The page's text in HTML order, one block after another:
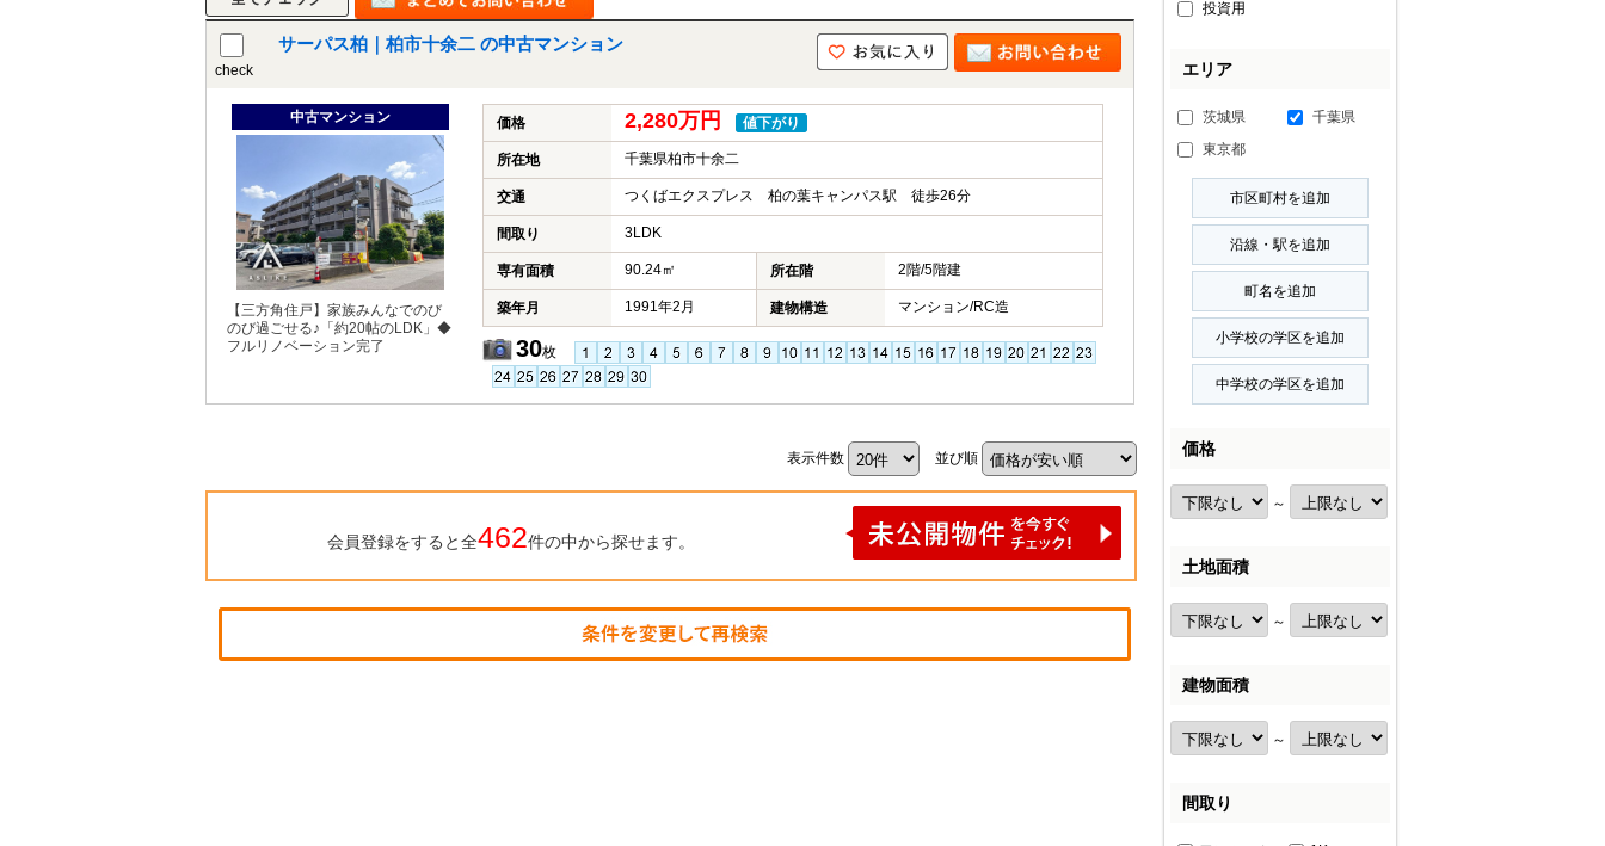
check
サーパス柏｜柏市十余二 の中古マンション
中古マンション
【三方角住戸】家族みんなでのび
のび過ごせる♪「約20帖のLDK」◆
フルリノベーション完了
価格 2,280万円 値下がり
所在地 千葉県柏市十余二
交通 つくばエクスプレス 柏の葉キャンパス駅 徒歩26分
間取り 3LDK
専有面積 90.24㎡ 所在階 2階/5階建
築年月 1991年2月 建物構造 マンション/RC造
30枚
表示件数 並び順
会員登録をすると全462件の中から探せます。
投資用
エリア
茨城県
千葉県
東京都
価格
～
土地面積
～
建物面積
～
間取り